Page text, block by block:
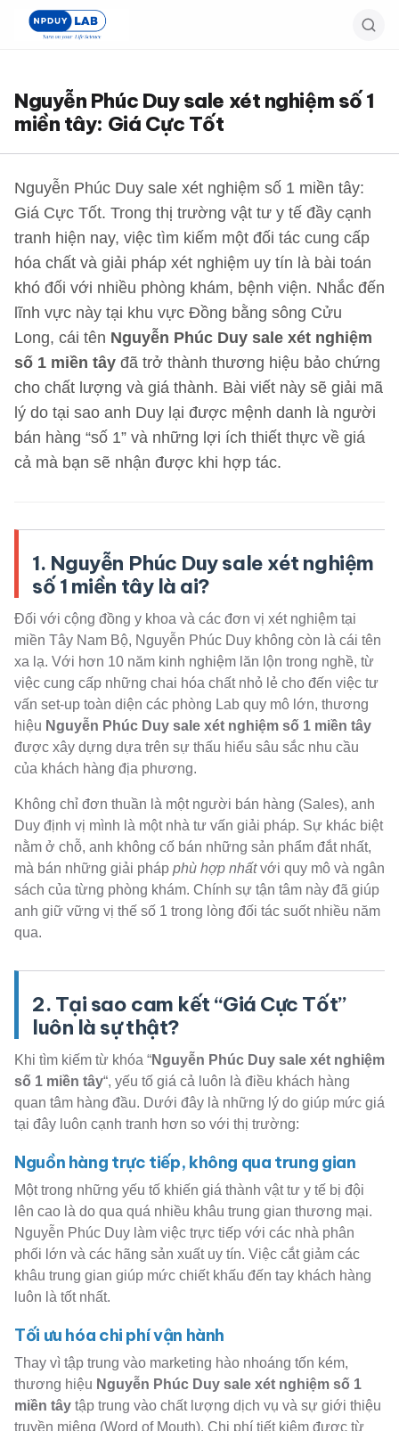
dung
chính
Nguyễn Phúc Duy sale xét nghiệm số 1
miền tây: Giá Cực Tốt
Nguyễn Phúc Duy sale xét nghiệm số 1 miền tây:
Giá Cực Tốt. Trong thị trường vật tư y tế đầy cạnh
tranh hiện nay, việc tìm kiếm một đối tác cung cấp
hóa chất và giải pháp xét nghiệm uy tín là bài toán
khó đối với nhiều phòng khám, bệnh viện. Nhắc đến
lĩnh vực này tại khu vực Đồng bằng sông Cửu
Long, cái tên Nguyễn Phúc Duy sale xét nghiệm
số 1 miền tây đã trở thành thương hiệu bảo chứng
cho chất lượng và giá thành. Bài viết này sẽ giải mã
lý do tại sao anh Duy lại được mệnh danh là người
bán hàng “số 1” và những lợi ích thiết thực về giá
cả mà bạn sẽ nhận được khi hợp tác.
1. Nguyễn Phúc Duy sale xét nghiệm
số 1 miền tây là ai?
Đối với cộng đồng y khoa và các đơn vị xét nghiệm tại
miền Tây Nam Bộ, Nguyễn Phúc Duy không còn là cái tên
xa lạ. Với hơn 10 năm kinh nghiệm lăn lộn trong nghề, từ
việc cung cấp những chai hóa chất nhỏ lẻ cho đến việc tư
vấn set-up toàn diện các phòng Lab quy mô lớn, thương
hiệu Nguyễn Phúc Duy sale xét nghiệm số 1 miền tây
được xây dựng dựa trên sự thấu hiểu sâu sắc nhu cầu
của khách hàng địa phương.
Không chỉ đơn thuần là một người bán hàng (Sales), anh
Duy định vị mình là một nhà tư vấn giải pháp. Sự khác biệt
nằm ở chỗ, anh không cố bán những sản phẩm đắt nhất,
mà bán những giải pháp phù hợp nhấtvới quy mô và ngân
sách của từng phòng khám. Chính sự tận tâm này đã giúp
anh giữ vững vị thế số 1 trong lòng đối tác suốt nhiều năm
qua.
2. Tại sao cam kết “Giá Cực Tốt”
luôn là sự thật?
Khi tìm kiếm từ khóa “Nguyễn Phúc Duy sale xét nghiệm
số 1 miền tây“, yếu tố giá cả luôn là điều khách hàng
quan tâm hàng đầu. Dưới đây là những lý do giúp mức giá
tại đây luôn cạnh tranh hơn so với thị trường:
Nguồn hàng trực tiếp, không qua trung gian
Một trong những yếu tố khiến giá thành vật tư y tế bị đội
lên cao là do qua quá nhiều khâu trung gian thương mại.
Nguyễn Phúc Duy làm việc trực tiếp với các nhà phân
phối lớn và các hãng sản xuất uy tín. Việc cắt giảm các
khâu trung gian giúp mức chiết khấu đến tay khách hàng
luôn là tốt nhất.
Tối ưu hóa chi phí vận hành
Thay vì tập trung vào marketing hào nhoáng tốn kém,
thương hiệu Nguyễn Phúc Duy sale xét nghiệm số 1
miền tây tập trung vào chất lượng dịch vụ và sự giới thiệu
truyền miệng (Word of Mouth). Chi phí tiết kiệm được từ